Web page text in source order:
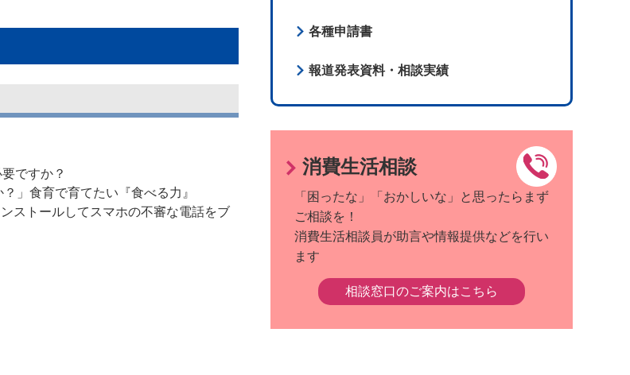
ですか？
」食育で育てたい『食べる力』
ストールしてスマホの不審な電話をブ
各種申請書
報道発表資料・相談実績
消費生活相談
「困ったな」「おかしいな」と思ったらまず
ご相談を！
消費生活相談員が助言や情報提供などを行い
ます
相談窓口のご案内はこちら